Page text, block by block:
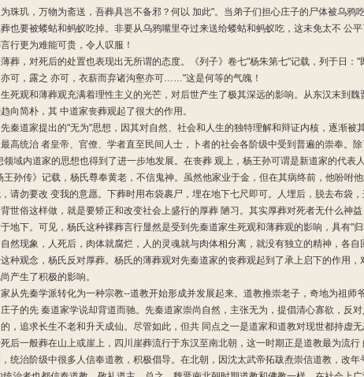
珠玑，万物为斋送，吾葬具岂不备邪？何以 加此"。当弟子们担心庄子的尸体被乌鸦
也要被蝼蛄和蚂蚁吃掉。非要从乌鸦嘴里夺过来送给蝼蛄和蚂蚁吃，这未免太不 公
行更为难能可贵，令人叹服！
，对死后的处置也表现出无所谓的态度。《列子》卷七"杨朱第七"记载，列于日："
可，露之 亦可，衣薪而弃诸沟壑亦可……"这是何等的气魄！
观和薄葬观充满着理性主义的光芒，对后世产生了极其深远的影响。从东汉末到魏
向简朴，其 中道家丧葬观起了很大的作用。
道家提出的"无为"思想，因其对自然、社会和人生的独特理解和辩证内核，逐渐被
高统治 者皇帝、官僚、学者直至民间人士，卜者的社会各阶级中受到普遍的崇奉。
领域内道家的思想也得到了进一步地发展。在丧葬 观上，杨王孙可谓是新道家的代表人
传》记载，杨氏尊奉黄老，不信鬼神。虽然他家业于金，但在其病终前，他吩咐他
请勿要改 变我的意愿。下葬时用布袋裹尸，埋在地下七尺即可。人埋后，脱去布袋
世俗这样做，就是要矫正和改变社会上盛行的厚葬 陋习。其实厚葬对死者无什么神益
地下。可见，杨氏这种裸葬言行显然是受到先秦道家生死观和薄葬观的影响，具有"
然现象，人死后，肉体就腐烂，人的灵魂就与肉体相分离，就没有独立的精神，各
种观念，杨氏反对厚葬。杨氏的薄葬观对先秦道家的丧葬观起到了承上启下的作用
产生了积极的影响。
先秦学派转化为一种宗教--道教开始形成并发展起来。道教推崇老子，奇地为祖师
子的先 秦道家学说却背道而驰。先秦道家崇尚自然，主张无为，提倡清心寡欲，反
，追求长生不老和升天成仙。尽管如此，但共 同点之一是道家和道教对现世都持虚无
后一般葬在山上或崖上，四川崖葬流行于东汉至南北朝，这一时期正是道教最为流
统治阶级中很多人信奉道教，积极倡导。在北朝，因沈太武帝拓跋焘崇信道教，改年